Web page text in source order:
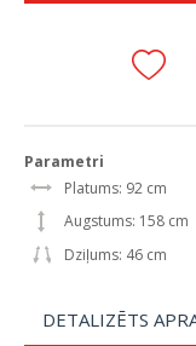
Parametri
Platums: 92 cm
Augstums: 158 cm
Dziļums: 46 cm
DETALIZĒTS